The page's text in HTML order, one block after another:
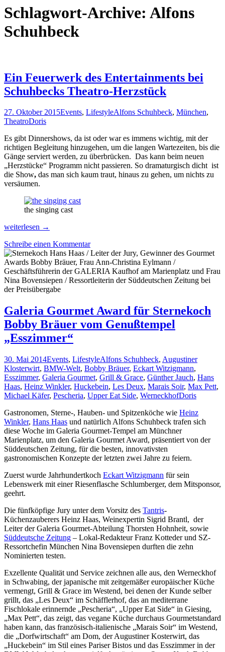
Schlagwort-Archive: Alfons
Schuhbeck
Ein Feuerwerk des Entertainments bei
Schuhbecks Theatro-Herzstück
27. Oktober 2015Events, LifestyleAlfons Schuhbeck, München,
TheatroDoris
Es gibt Dinnershows, da ist oder war es immens wichtig, mit der
richtigen Begleitung hinzugehen, um die langen Wartezeiten, bis die
Gänge serviert werden, zu überbrücken. Das kann beim neuen
„Herzstücke“ Programm nicht passieren. So dramaturgisch dicht ist
die Show, das man sich kaum traut, hinaus zu gehen, um nichts zu
versäumen.
the singing cast
Ein
des
Entertainments
bei
Schuhbecks
Theatro-
Herzstück
weiterlesen →
Schreibe einen Kommentar
Galeria Gourmet Award für Sternekoch
Bobby Bräuer vom Genußtempel
„Esszimmer“
30. Mai 2014Events, LifestyleAlfons Schuhbeck, Augustiner
Klosterwirt, BMW-Welt, Bobby Bräuer, Eckart Witzigmann,
Esszimmer, Galeria Gourmet, Grill & Grace, Günther Jauch, Hans
Haas, Heinz Winkler, Huckebein, Les Deux, Marais Soir, Max Pett,
Michael Käfer, Pescheria, Upper Eat Side, WerneckhofDoris
Gastronomen, Sterne-, Hauben- und Spitzenköche wie Heinz
Winkler, Hans Haas und natürlich Alfons Schuhbeck trafen sich
diese Woche im Galeria Gourmet-Tempel am Münchner
Marienplatz, um den Galeria Gourmet Award, präsentiert von der
Süddeutschen Zeitung, für die besten, innovativsten
gastronomischen Konzepte der letzten zwei Jahre zu feiern.
Zuerst wurde Jahrhundertkoch Eckart Witzigmann für sein
Lebenswerk mit einer Riesenflasche Schlumberger, dem Mitsponsor,
geehrt.
Die fünfköpfige Jury unter dem Vorsitz des Tantris-
Küchenzauberers Heinz Haas, Weinexpertin Sigrid Brantl, der
Leiter der Galeria Gourmet-Abteilung Thorsten Hohnheit, sowie
Süddeutsche Zeitung – Lokal-Redakteur Franz Kotteder und SZ-
Ressortchefin München Nina Bovensiepen durften die zehn
Nominierten testen.
Exzellente Qualität und Service zeichnen alle aus, den Werneckhof
in Schwabing, der japanische mit zeitgemäßer europäischer Küche
vermengt, Grill & Grace im Westend, bei denen der Kunde selber
grillt, das „Les Deux“ im Schäfflerhof, das an mediterrane
Fischlokale erinnernde „Pescheria“, „Upper Eat Side“ in Giesing,
„Max Pett“, das zeigt, das vegane Küche durchaus Gourmetstandard
haben kann, das französisch-italienische „Marais Soir“ im Westend,
die „Dorfwirtschaft“ am Dom, der Augustiner Kosterwirt, das
„Huckebein“ im Stil eines Pariser Bistos und das Esszimmer in der